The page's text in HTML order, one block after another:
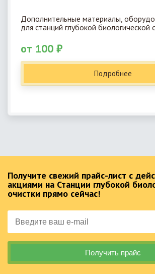
Дополнительные материалы,
для станций глубокой биологической
от 100 ₽
Подробнее
Получите свежий прайс-лист с
акциями на Станции глубокой
очистки прямо сейчас!